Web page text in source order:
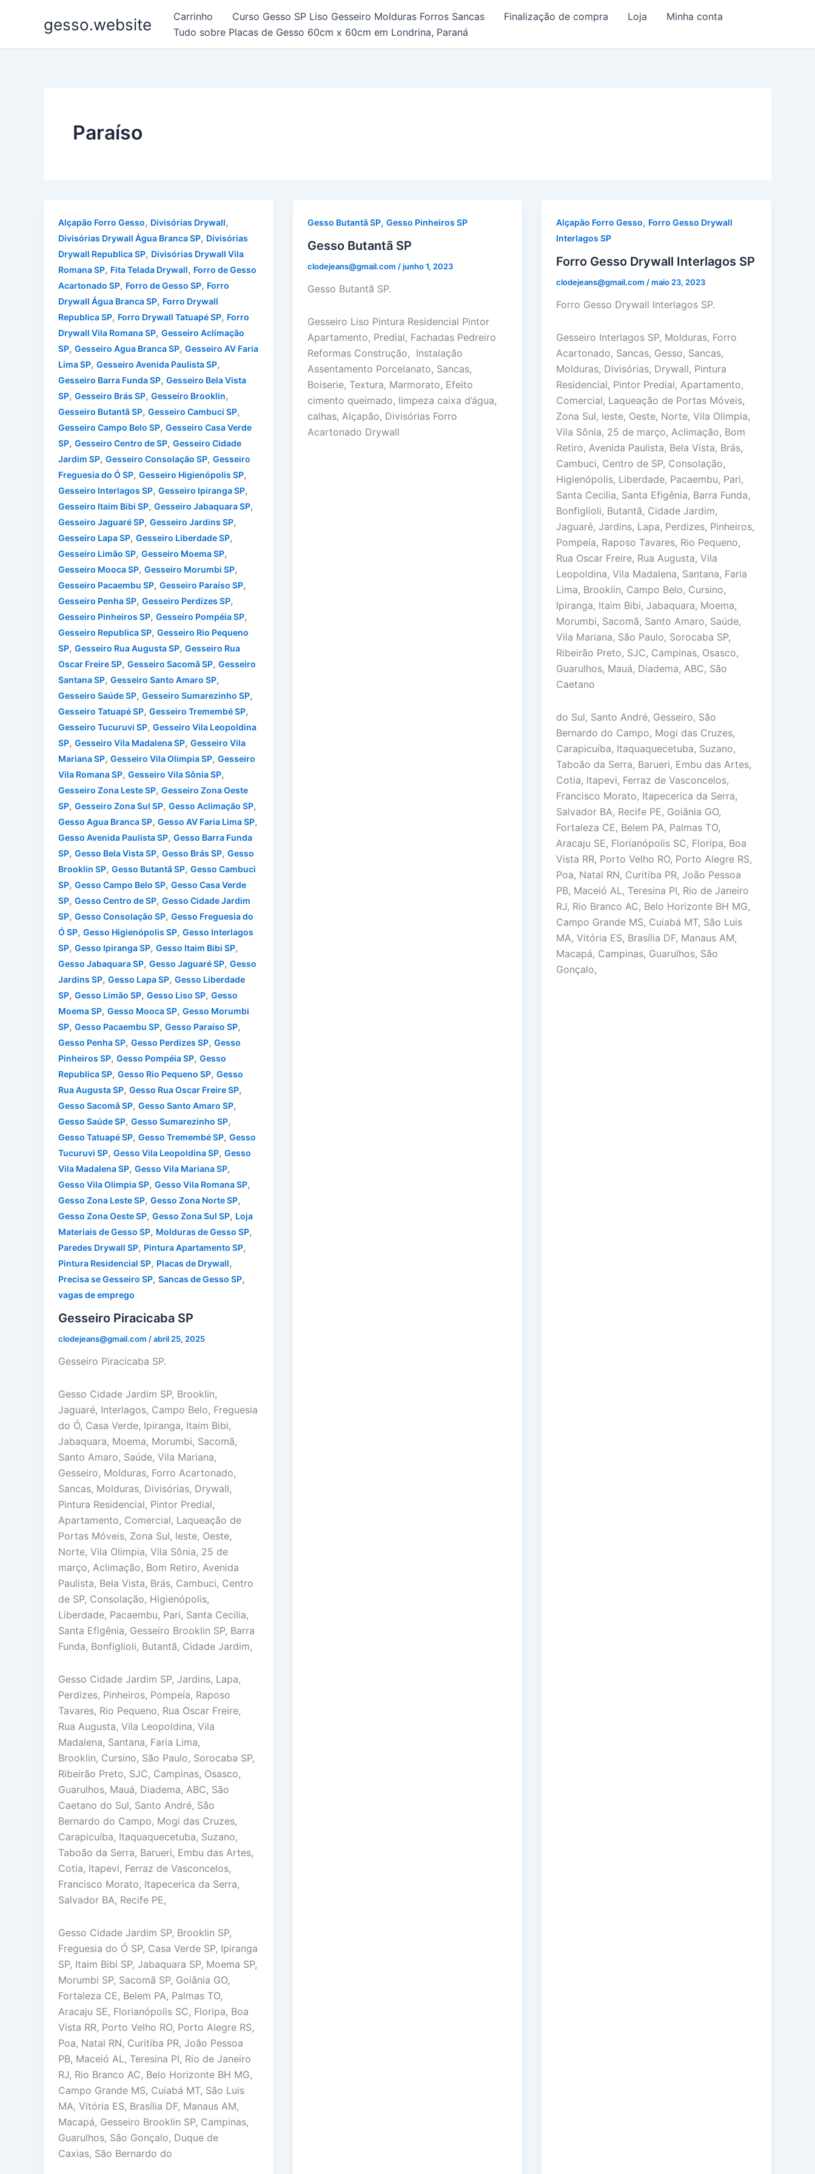
gesso.website Carrinho Curso Gesso SP Liso Gesseiro Molduras Forros Sancas Finalização de compra Loja
Minha conta
Tudo sobre Placas de Gesso 60cm x 60cm em Londrina, Paraná
Paraíso
Alçapão Forro Gesso, Divisórias Drywall,
Divisórias Drywall Água Branca SP, Divisórias
Drywall Republica SP, Divisórias Drywall Vila
Romana SP, Fita Telada Drywall, Forro de Gesso
Acartonado SP, Forro de Gesso SP, Forro
Drywall Água Branca SP, Forro Drywall
Republica SP, Forro Drywall Tatuapé SP, Forro
Drywall Vila Romana SP, Gesseiro Aclimação
SP, Gesseiro Agua Branca SP, Gesseiro AV Faria
Lima SP, Gesseiro Avenida Paulista SP,
Gesseiro Barra Funda SP, Gesseiro Bela Vista
SP, Gesseiro Brás SP, Gesseiro Brooklin,
Gesseiro Butantã SP, Gesseiro Cambuci SP,
Gesseiro Campo Belo SP, Gesseiro Casa Verde
SP, Gesseiro Centro de SP, Gesseiro Cidade
Jardim SP, Gesseiro Consolação SP, Gesseiro
Freguesia do Ó SP, Gesseiro Higienópolis SP,
Gesseiro Interlagos SP, Gesseiro Ipiranga SP,
Gesseiro Itaim Bibi SP, Gesseiro Jabaquara SP,
Gesseiro Jaguaré SP, Gesseiro Jardins SP,
Gesseiro Lapa SP, Gesseiro Liberdade SP,
Gesseiro Limão SP, Gesseiro Moema SP,
Gesseiro Mooca SP, Gesseiro Morumbi SP,
Gesseiro Pacaembu SP, Gesseiro Paraíso SP,
Gesseiro Penha SP, Gesseiro Perdizes SP,
Gesseiro Pinheiros SP, Gesseiro Pompéia SP,
Gesseiro Republica SP, Gesseiro Rio Pequeno
SP, Gesseiro Rua Augusta SP, Gesseiro Rua
Oscar Freire SP, Gesseiro Sacomã SP, Gesseiro
Santana SP, Gesseiro Santo Amaro SP,
Gesseiro Saúde SP, Gesseiro Sumarezinho SP,
Gesseiro Tatuapé SP, Gesseiro Tremembé SP,
Gesseiro Tucuruvi SP, Gesseiro Vila Leopoldina
SP, Gesseiro Vila Madalena SP, Gesseiro Vila
Mariana SP, Gesseiro Vila Olimpia SP, Gesseiro
Vila Romana SP, Gesseiro Vila Sônia SP,
Gesseiro Zona Leste SP, Gesseiro Zona Oeste
SP, Gesseiro Zona Sul SP, Gesso Aclimação SP,
Gesso Agua Branca SP, Gesso AV Faria Lima SP,
Gesso Avenida Paulista SP, Gesso Barra Funda
SP, Gesso Bela Vista SP, Gesso Brás SP, Gesso
Brooklin SP, Gesso Butantã SP, Gesso Cambuci
SP, Gesso Campo Belo SP, Gesso Casa Verde
SP, Gesso Centro de SP, Gesso Cidade Jardim
SP, Gesso Consolação SP, Gesso Freguesia do
Ó SP, Gesso Higienópolis SP, Gesso Interlagos
SP, Gesso Ipiranga SP, Gesso Itaim Bibi SP,
Gesso Jabaquara SP, Gesso Jaguaré SP, Gesso
Jardins SP, Gesso Lapa SP, Gesso Liberdade
SP, Gesso Limão SP, Gesso Liso SP, Gesso
Moema SP, Gesso Mooca SP, Gesso Morumbi
SP, Gesso Pacaembu SP, Gesso Paraíso SP,
Gesso Penha SP, Gesso Perdizes SP, Gesso
Pinheiros SP, Gesso Pompéia SP, Gesso
Republica SP, Gesso Rio Pequeno SP, Gesso
Rua Augusta SP, Gesso Rua Oscar Freire SP,
Gesso Sacomã SP, Gesso Santo Amaro SP,
Gesso Saúde SP, Gesso Sumarezinho SP,
Gesso Tatuapé SP, Gesso Tremembé SP, Gesso
Tucuruvi SP, Gesso Vila Leopoldina SP, Gesso
Vila Madalena SP, Gesso Vila Mariana SP,
Gesso Vila Olimpia SP, Gesso Vila Romana SP,
Gesso Zona Leste SP, Gesso Zona Norte SP,
Gesso Zona Oeste SP, Gesso Zona Sul SP, Loja
Materiais de Gesso SP, Molduras de Gesso SP,
Paredes Drywall SP, Pintura Apartamento SP,
Pintura Residencial SP, Placas de Drywall,
Precisa se Gesseiro SP, Sancas de Gesso SP,
vagas de emprego
Gesseiro Piracicaba SP
clodejeans@gmail.com /abril 25, 2025
Gesseiro Piracicaba SP.
Gesso Cidade Jardim SP, Brooklin,
Jaguaré, Interlagos, Campo Belo, Freguesia
do Ó, Casa Verde, Ipiranga, Itaim Bibi,
Jabaquara, Moema, Morumbi, Sacomã,
Santo Amaro, Saúde, Vila Mariana,
Gesseiro, Molduras, Forro Acartonado,
Sancas, Molduras, Divisórias, Drywall,
Pintura Residencial, Pintor Predial,
Apartamento, Comercial, Laqueação de
Portas Móveis, Zona Sul, leste, Oeste,
Norte, Vila Olimpia, Vila Sônia, 25 de
março, Aclimação, Bom Retiro, Avenida
Paulista, Bela Vista, Brás, Cambuci, Centro
de SP, Consolação, Higienópolis,
Liberdade, Pacaembu, Pari, Santa Cecilia,
Santa Efigênia, Gesseiro Brooklin SP, Barra
Funda, Bonfiglioli, Butantã, Cidade Jardim,
Gesso Cidade Jardim SP, Jardins, Lapa,
Perdizes, Pinheiros, Pompeía, Raposo
Tavares, Rio Pequeno, Rua Oscar Freire,
Rua Augusta, Vila Leopoldina, Vila
Madalena, Santana, Faria Lima,
Brooklin, Cursino, São Paulo, Sorocaba SP,
Ribeirão Preto, SJC, Campinas, Osasco,
Guarulhos, Mauá, Diadema, ABC, São
Caetano do Sul, Santo André, São
Bernardo do Campo, Mogi das Cruzes,
Carapicuíba, Itaquaquecetuba, Suzano,
Taboão da Serra, Barueri, Embu das Artes,
Cotia, Itapevi, Ferraz de Vasconcelos,
Francisco Morato, Itapecerica da Serra,
Salvador BA, Recife PE,
Gesso Cidade Jardim SP, Brooklin SP,
Freguesia do Ó SP, Casa Verde SP, Ipiranga
SP, Itaim Bibi SP, Jabaquara SP, Moema SP,
Morumbi SP, Sacomã SP, Goiânia GO,
Fortaleza CE, Belem PA, Palmas TO,
Aracaju SE, Florianópolis SC, Floripa, Boa
Vista RR, Porto Velho RO, Porto Alegre RS,
Poa, Natal RN, Curitiba PR, João Pessoa
PB, Maceió AL, Teresina PI, Rio de Janeiro
RJ, Rio Branco AC, Belo Horizonte BH MG,
Campo Grande MS, Cuiabá MT, São Luis
MA, Vitória ES, Brasília DF, Manaus AM,
Macapá, Gesseiro Brooklin SP, Campinas,
Guarulhos, São Gonçalo, Duque de
Caxias, São Bernardo do
Gesso Butantã SP, Gesso Pinheiros SP
Gesso Butantã SP
clodejeans@gmail.com /junho 1, 2023
Gesso Butantã SP.
Gesseiro Liso Pintura Residencial Pintor
Apartamento, Predial, Fachadas Pedreiro
Reformas Construção, Instalação
Assentamento Porcelanato, Sancas,
Boiserie, Textura, Marmorato, Efeito
cimento queimado, limpeza caixa d’água,
calhas, Alçapão, Divisórias Forro
Acartonado Drywall
Alçapão Forro Gesso, Forro Gesso Drywall
Interlagos SP
Forro Gesso Drywall Interlagos SP
clodejeans@gmail.com /maio 23, 2023
Forro Gesso Drywall Interlagos SP.
Gesseiro Interlagos SP, Molduras, Forro
Acartonado, Sancas, Gesso, Sancas,
Molduras, Divisórias, Drywall, Pintura
Residencial, Pintor Predial, Apartamento,
Comercial, Laqueação de Portas Móveis,
Zona Sul, leste, Oeste, Norte, Vila Olimpia,
Vila Sônia, 25 de março, Aclimação, Bom
Retiro, Avenida Paulista, Bela Vista, Brás,
Cambuci, Centro de SP, Consolação,
Higienópolis, Liberdade, Pacaembu, Pari,
Santa Cecilia, Santa Efigênia, Barra Funda,
Bonfiglioli, Butantã, Cidade Jardim,
Jaguaré, Jardins, Lapa, Perdizes, Pinheiros,
Pompeía, Raposo Tavares, Rio Pequeno,
Rua Oscar Freire, Rua Augusta, Vila
Leopoldina, Vila Madalena, Santana, Faria
Lima, Brooklin, Campo Belo, Cursino,
Ipiranga, Itaim Bibi, Jabaquara, Moema,
Morumbi, Sacomã, Santo Amaro, Saúde,
Vila Mariana, São Paulo, Sorocaba SP,
Ribeirão Preto, SJC, Campinas, Osasco,
Guarulhos, Mauá, Diadema, ABC, São
Caetano
do Sul, Santo André, Gesseiro, São
Bernardo do Campo, Mogi das Cruzes,
Carapicuíba, Itaquaquecetuba, Suzano,
Taboão da Serra, Barueri, Embu das Artes,
Cotia, Itapevi, Ferraz de Vasconcelos,
Francisco Morato, Itapecerica da Serra,
Salvador BA, Recife PE, Goiânia GO,
Fortaleza CE, Belem PA, Palmas TO,
Aracaju SE, Florianópolis SC, Floripa, Boa
Vista RR, Porto Velho RO, Porto Alegre RS,
Poa, Natal RN, Curitiba PR, João Pessoa
PB, Maceió AL, Teresina PI, Rio de Janeiro
RJ, Rio Branco AC, Belo Horizonte BH MG,
Campo Grande MS, Cuiabá MT, São Luis
MA, Vitória ES, Brasília DF, Manaus AM,
Macapá, Campinas, Guarulhos, São
Gonçalo,